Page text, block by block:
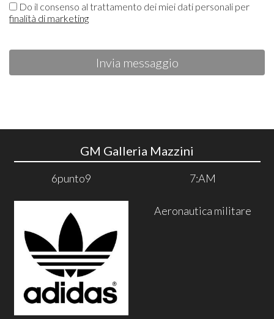
Do il consenso al trattamento dei miei dati personali per
finalità di marketing
Invia messaggio
GM Galleria Mazzini
6punto9 7:AM
Aeronautica militare